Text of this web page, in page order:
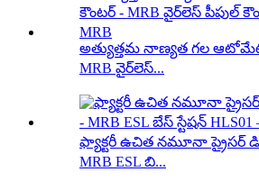
అత్యుత్తమ నాణ్యత గల
MRB వైర్‌లెస్...
ఫ్యాక్టరీ ఉచిత నమూనా ప్రైసర్
MRB ESL బి...